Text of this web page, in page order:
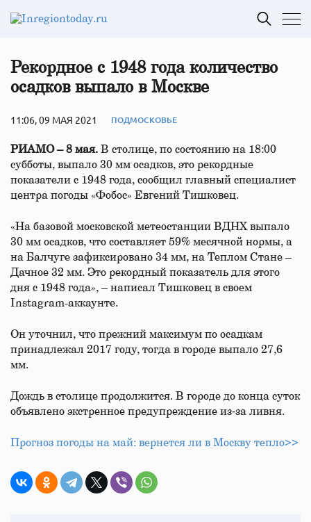
Рекордное с 1948 года количество
осадков выпало в Москве
11:06, 09 МАЯ 2021 ПОДМОСКОВЬЕ
РИАМО – 8 мая. В столице, по состоянию на 18:00
субботы, выпало 30 мм осадков, это рекордные
показатели с 1948 года, сообщил главный специалист
центра погоды «Фобос» Евгений Тишковец.
«На базовой московской метеостанции ВДНХ выпало
30 мм осадков, что составляет 59% месячной нормы, а
на Балчуге зафиксировано 34 мм, на Теплом Стане –
Дачное 32 мм. Это рекордный показатель для этого
дня с 1948 года», – написал Тишковец в своем
Instagram-аккаунте.
Он уточнил, что прежний максимум по осадкам
принадлежал 2017 году, тогда в городе выпало 27,6
мм.
Дождь в столице продолжится. В городе до конца суток
объявлено экстренное предупреждение из‑за ливня.
Прогноз погоды на май: вернется ли в Москву тепло>>